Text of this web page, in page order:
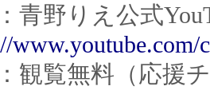
青野りえ公式
www.youtube.com/
観覧無料（応援